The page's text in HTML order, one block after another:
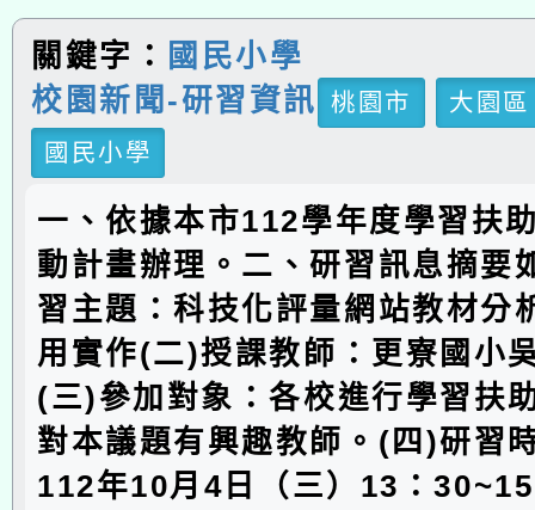
關鍵字：
國民小學
校園新聞-研習資訊
桃園市
大園區
國民小學
一、依據本市112學年度學習扶
動計畫辦理。二、研習訊息摘要
習主題：科技化評量網站教材分
用實作(二)授課教師：更寮國小
(三)參加對象：各校進行學習扶
對本議題有興趣教師。(四)研習
112年10月4日（三）13：